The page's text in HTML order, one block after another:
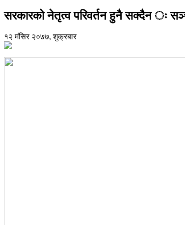
सरकारको नेतृत्व परिवर्तन हुनै सक्दैन ः
१२ मंसिर २०७७, शुक्रबार